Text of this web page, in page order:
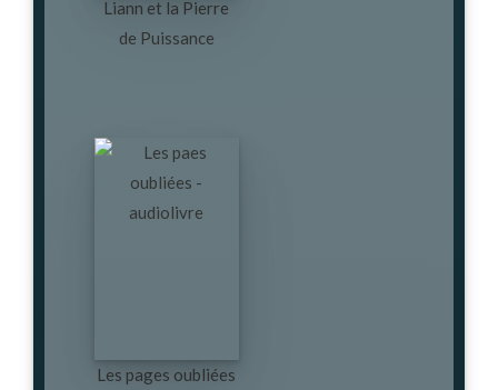
Liann et la Pierre
de Puissance
Les pages oubliées